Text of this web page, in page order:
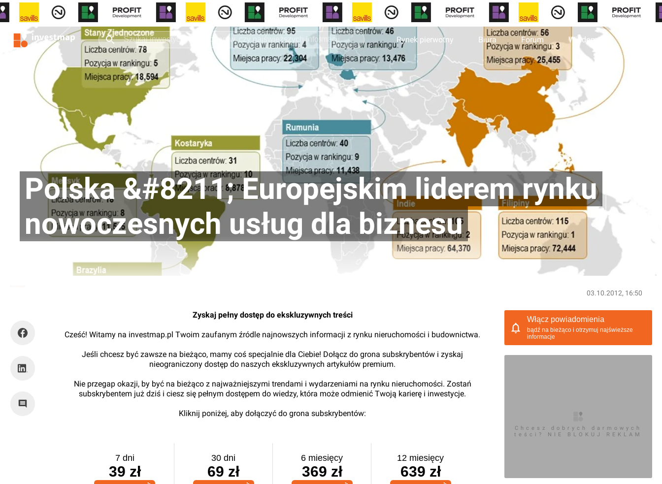
Rynek pierwotny Biura Forum Wiadomości
Polska &#8211; Europejskim liderem rynku
nowoczesnych usług dla biznesu
03.10.2012, 16:50
Zyskaj pełny dostęp do ekskluzywnych treści
Cześć! Witamy na investmap.pl Twoim zaufanym źródle najnowszych informacji z rynku nieruchomości i budownictwa.
Jeśli chcesz być zawsze na bieżąco, mamy coś specjalnie dla Ciebie! Dołącz do grona subskrybentów i zyskaj
nieograniczony dostęp do naszych ekskluzywnych artykułów premium.
Nie przegap okazji, by być na bieżąco z najważniejszymi trendami i wydarzeniami na rynku nieruchomości. Zostań
subskrybentem już dziś i ciesz się pełnym dostępem do wiedzy, która może odmienić Twoją karierę i inwestycje.
Kliknij poniżej, aby dołączyć do grona subskrybentów:
7 dni
39 zł
30 dni
69 zł
6 miesięcy
369 zł
12 miesięcy
639 zł
Włącz powiadomienia
bądź na bieżąco i otrzymuj najświeższe
informacje
Chcesz dobrych darmowych
teści? NIE BLOKUJ REKLAM